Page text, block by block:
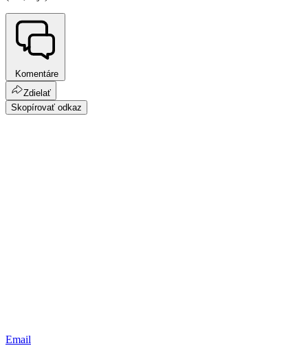
Komentáre
Zdielať
Skopírovať odkaz
Email